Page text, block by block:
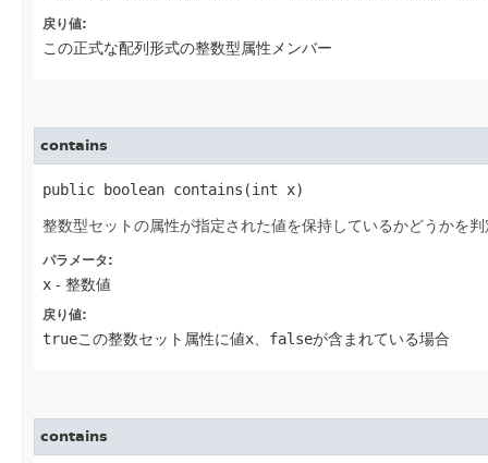
戻り値:
この正式な配列形式の整数型属性メンバー
contains
public boolean contains​(int x)
整数型セットの属性が指定された値を保持しているかどうかを判
パラメータ:
x - 整数値
戻り値:
trueこの整数セット属性に値x falseが含まれている場合
contains